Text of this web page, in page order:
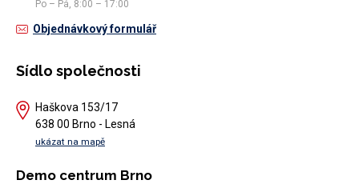
Po – Pá, 8:00 – 17:00
Objednávkový formulář
Sídlo společnosti
Haškova 153/17
638 00 Brno - Lesná
ukázat na mapě
Demo centrum Brno